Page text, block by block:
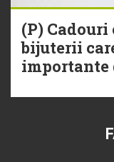
(P)
bijuterii